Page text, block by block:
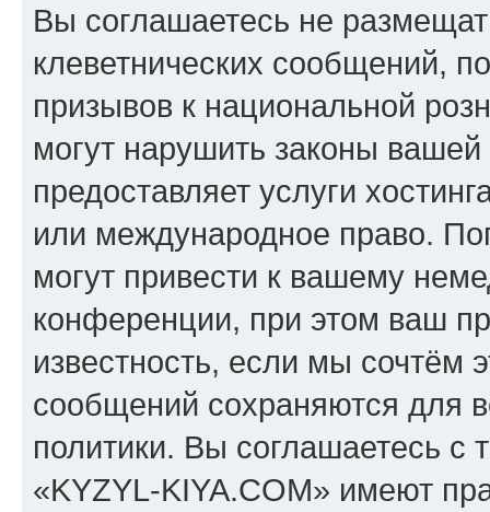
Вы соглашаетесь не
клеветнических сообщений,
призывов к национальной
могут нарушить законы
предоставляет услуги
или международное право.
могут привести к вашему
конференции, при этом ваш
известность, если мы сочтём
сообщений сохраняются для
политики. Вы соглашаетесь
«KYZYL-KIYA.COM» имеют